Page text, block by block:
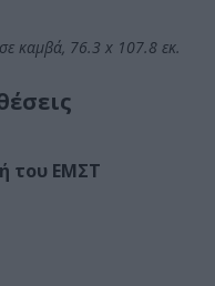
καμβά, 76.3 x 107.8 εκ.
του ΕΜΣΤ